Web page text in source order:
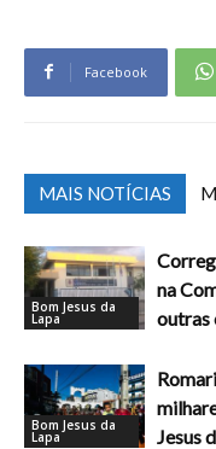
Facebook
MAIS NOTÍCIAS
Bom Jesus da
Lapa
na
outras
Bom Jesus da
Lapa
Jesus